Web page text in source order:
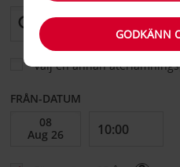
Välj en annan
FRÅN-DATUM
GODKÄNN